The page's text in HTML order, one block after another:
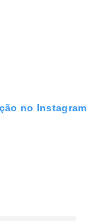
no Instagram